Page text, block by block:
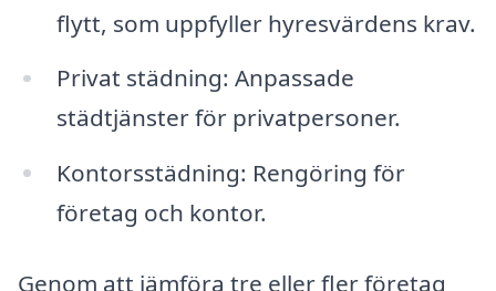
flytt, som uppfyller hyresvärdens krav.
Privat städning: Anpassade
städtjänster för privatpersoner.
Kontorsstädning: Rengöring för
företag och kontor.
Genom att jämföra tre eller fler företag